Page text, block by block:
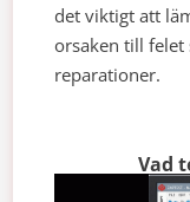
det viktigt att
orsaken till felet
reparationer.
Vad